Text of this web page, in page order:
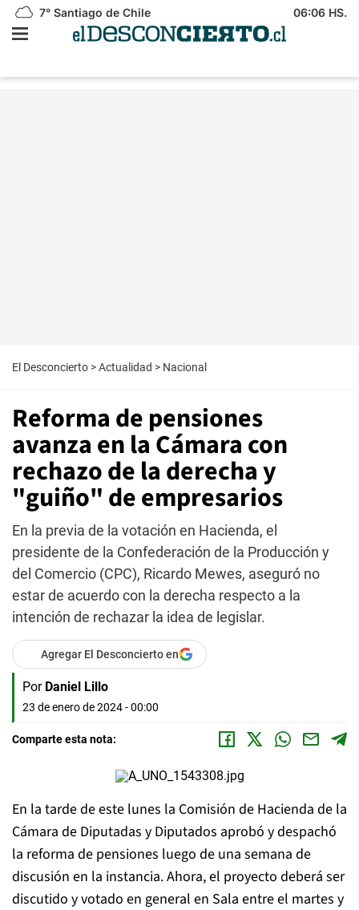
7° Santiago de Chile 06:06 HS.
El Desconcierto >Actualidad > Nacional
Reforma de pensiones
avanza en la Cámara con
rechazo de la derecha y
"guiño" de empresarios
En la previa de la votación en Hacienda, el
presidente de la Confederación de la Producción y
del Comercio (CPC), Ricardo Mewes, aseguró no
estar de acuerdo con la derecha respecto a la
intención de rechazar la idea de legislar.
Agregar El Desconcierto en
Por Daniel Lillo
23 de enero de 2024 - 00:00
Comparte esta nota:
En la tarde de este lunes la Comisión de Hacienda de la
Cámara de Diputadas y Diputados aprobó y despachó
la reforma de pensiones luego de una semana de
discusión en la instancia. Ahora, el proyecto deberá ser
discutido y votado en general en Sala entre el martes y